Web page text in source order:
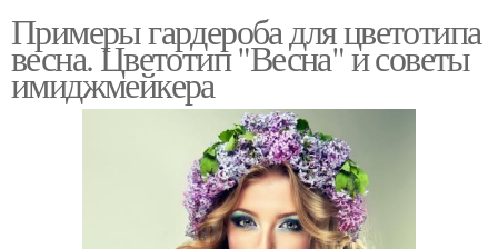
Примеры гардероба для цветотипа
весна. Цветотип "Весна" и советы
имиджмейкера